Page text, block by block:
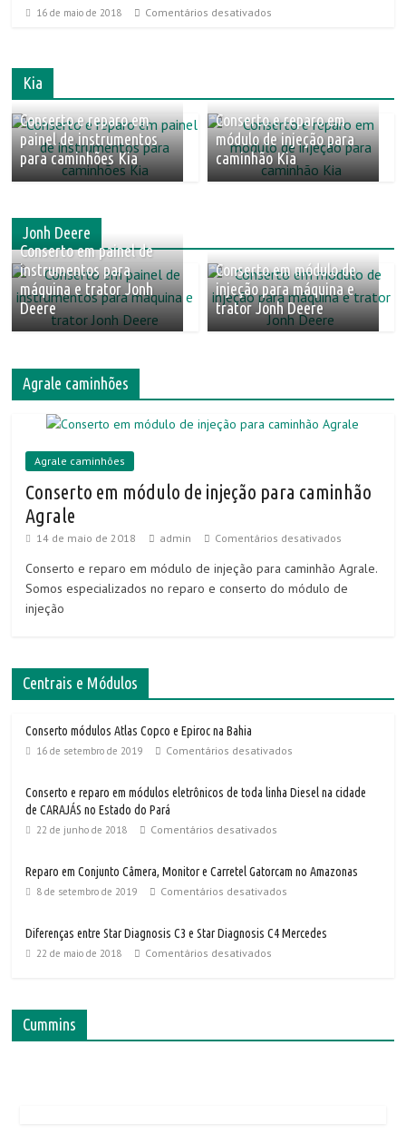
16 de maio de 2018 Comentários desativados
Kia
Conserto e reparo em
painel de instrumentos
para caminhões Kia
Conserto e reparo em
módulo de injeção para
caminhão Kia
Jonh Deere
Conserto em painel de
instrumentos para
máquina e trator Jonh
Deere
Conserto em módulo de
injeção para máquina e
trator Jonh Deere
Agrale caminhões
Agrale caminhões
Conserto em módulo de injeção para caminhão
Agrale
14 de maio de 2018 admin Comentários desativados
Conserto e reparo em módulo de injeção para caminhão Agrale.
Somos especializados no reparo e conserto do módulo de
injeção
Centrais e Módulos
Conserto módulos Atlas Copco e Epiroc na Bahia
16 de setembro de 2019 Comentários desativados
Conserto e reparo em módulos eletrônicos de toda linha Diesel na cidade
de CARAJÁS no Estado do Pará
22 de junho de 2018 Comentários desativados
Reparo em Conjunto Câmera, Monitor e Carretel Gatorcam no Amazonas
8 de setembro de 2019 Comentários desativados
Diferenças entre Star Diagnosis C3 e Star Diagnosis C4 Mercedes
22 de maio de 2018 Comentários desativados
Cummins